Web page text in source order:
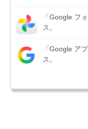
「Google フ
ス。
「Google ア
ス。
15.3.5」iOS